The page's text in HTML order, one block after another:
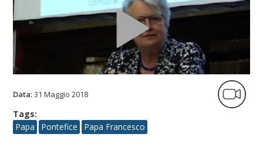
Data:31 Maggio 2018
Tags:
Papa
Pontefice Papa Francesco